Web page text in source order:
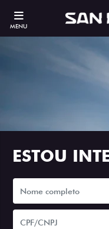
MENU
ESTOU